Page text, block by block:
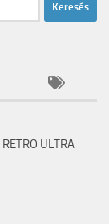
ULTRA